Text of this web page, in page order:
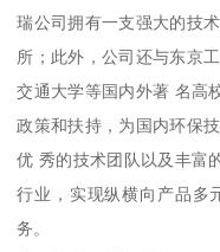
瑞公司拥有一支强大的技
所；此外，公司还与东京
交通大学等国内外著 名高
政策和扶持，为国内环保
优 秀的技术团队以及丰富
行业，实现纵横向产品多
务。